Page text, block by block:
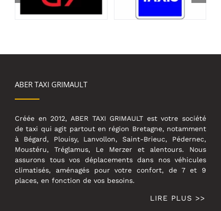
ABER TAXI GRIMAULT
Créée en 2012, ABER TAXI GRIMAULT est votre société
de taxi qui agit partout en région Bretagne, notamment
à Bégard, Plouisy, Lanvollon, Saint-Brieuc, Pédernec,
Moustéru, Tréglamus, Le Merzer et alentours. Nous
assurons tous vos déplacements dans nos véhicules
climatisés, aménagés pour votre confort, de 7 et 9
places, en fonction de vos besoins.
LIRE PLUS >>